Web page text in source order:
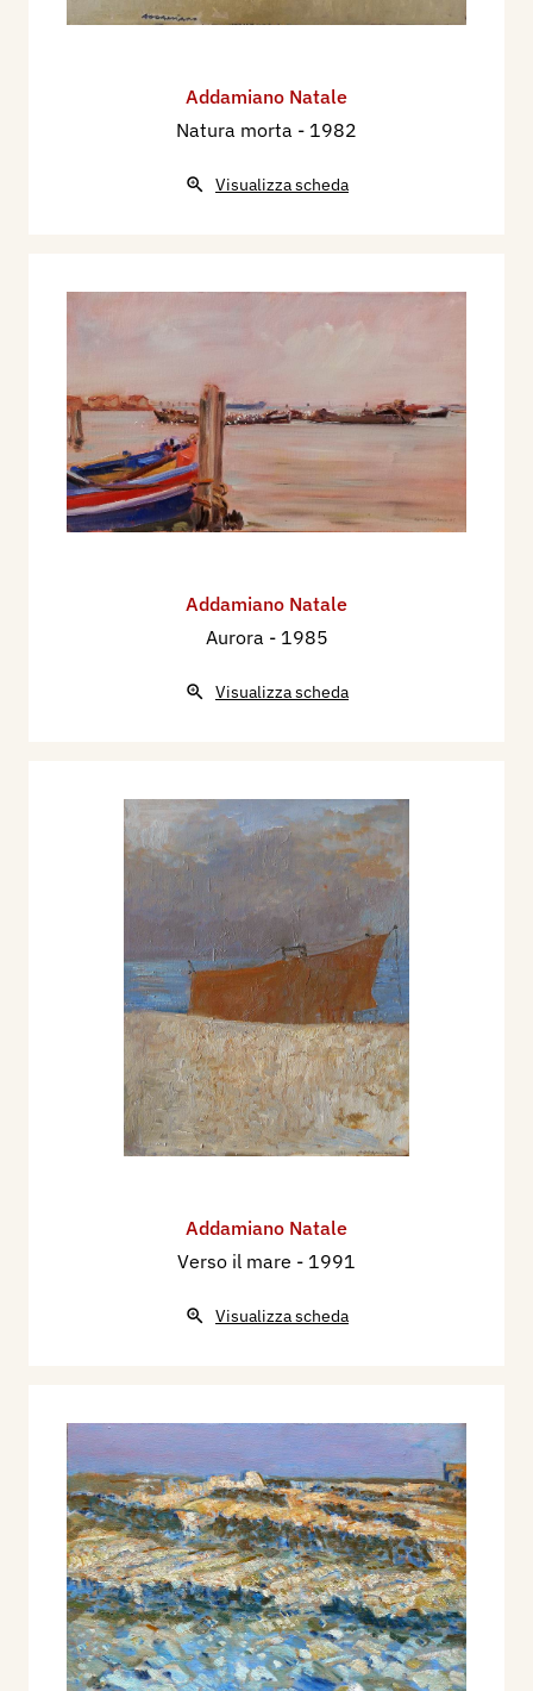
Addamiano Natale
Natura morta - 1982
Visualizza scheda
Addamiano Natale
Aurora - 1985
Visualizza scheda
Addamiano Natale
Verso il mare - 1991
Visualizza scheda